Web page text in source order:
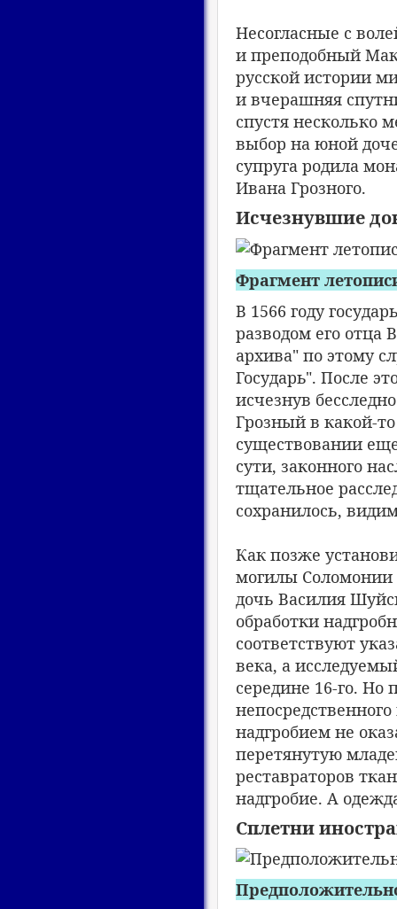
Несогласные с
и преподобный
русской истории
и вчерашняя
спустя несколько
выбор на юной
супруга родила
Ивана Грозного.
Исчезнувшие
Фрагмент
В 1566 году
разводом его
архива" по этому
Государь". После
исчезнув
Грозный в какой-
существовании
сути, законного
тщательное
сохранилось,
Как позже
могилы Соломонии
дочь Василия
обработки
соответствуют
века, а
середине 16-го. Но
надгробием не
перетянутую
реставраторов
надгробие. А
Сплетни